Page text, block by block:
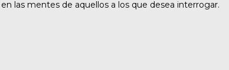
en las mentes de aquellos a los que desea interrogar.